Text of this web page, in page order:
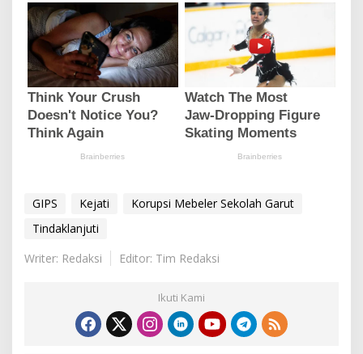
GIPS Kejati
Korupsi Mebeler Sekolah Garut
Tindaklanjuti
Writer: Redaksi
Editor: Tim Redaksi
Ikuti Kami